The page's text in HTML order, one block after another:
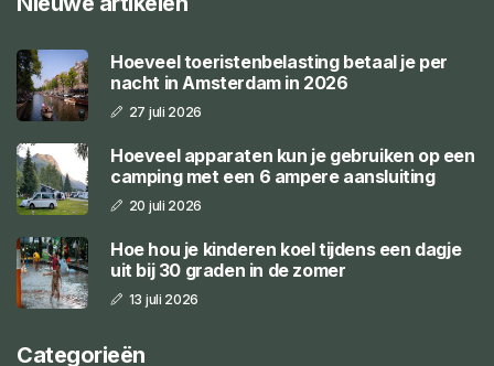
Hoeveel toeristenbelasting betaal je per
nacht in Amsterdam in 2026
27 juli 2026
Hoeveel apparaten kun je gebruiken op een
camping met een 6 ampere aansluiting
20 juli 2026
Hoe hou je kinderen koel tijdens een dagje
uit bij 30 graden in de zomer
13 juli 2026
Categorieën